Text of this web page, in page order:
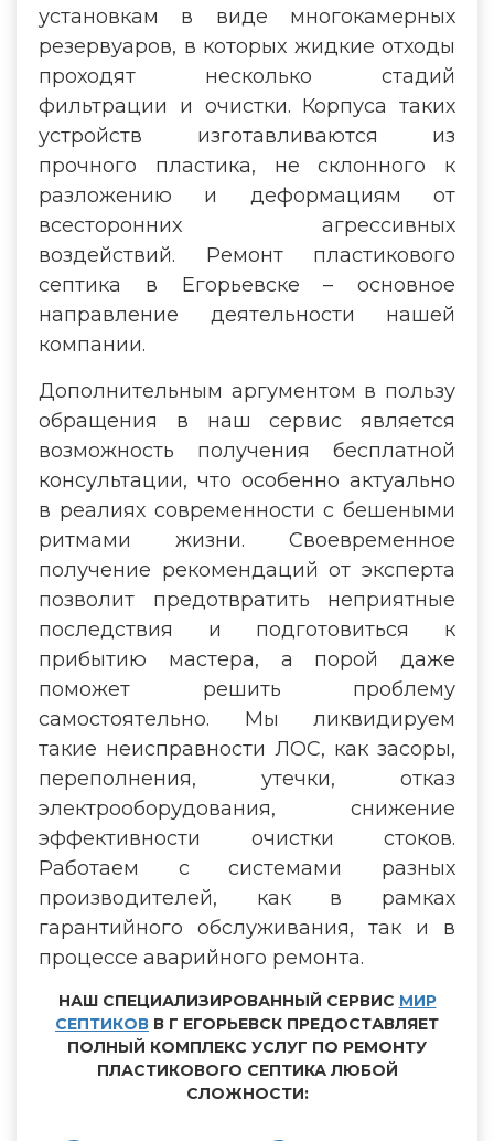
установкам в виде многокамерных
резервуаров, в которых жидкие отходы
проходят несколько стадий
фильтрации и очистки. Корпуса таких
устройств изготавливаются из
прочного пластика, не склонного к
разложению и деформациям от
всесторонних агрессивных
воздействий. Ремонт пластикового
септика в Егорьевске – основное
направление деятельности нашей
компании.
Дополнительным аргументом в пользу
обращения в наш сервис является
возможность получения бесплатной
консультации, что особенно актуально
в реалиях современности с бешеными
ритмами жизни. Своевременное
получение рекомендаций от эксперта
позволит предотвратить неприятные
последствия и подготовиться к
прибытию мастера, а порой даже
поможет решить проблему
самостоятельно. Мы ликвидируем
такие неисправности ЛОС, как засоры,
переполнения, утечки, отказ
электрооборудования, снижение
эффективности очистки стоков.
Работаем с системами разных
производителей, как в рамках
гарантийного обслуживания, так и в
процессе аварийного ремонта.
НАШ СПЕЦИАЛИЗИРОВАННЫЙ СЕРВИС МИР
СЕПТИКОВ В Г ЕГОРЬЕВСК ПРЕДОСТАВЛЯЕТ
ПОЛНЫЙ КОМПЛЕКС УСЛУГ ПО РЕМОНТУ
ПЛАСТИКОВОГО СЕПТИКА ЛЮБОЙ
СЛОЖНОСТИ: